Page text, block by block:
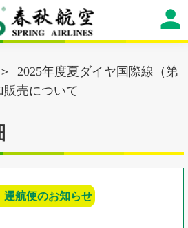
2025年度夏ダイヤ国際線（第
売について
航便のお知らせ